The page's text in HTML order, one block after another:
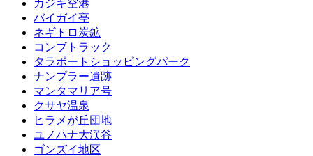
カジキ空港
バイガイ亭
ネギトロ炭鉱
コンブトラック
タラポートショッピングパーク
ナンプラー遺跡
マンタマリア号
クサヤ温泉
ヒラメが丘団地
ユノハナ大渓谷
ゴンズイ地区